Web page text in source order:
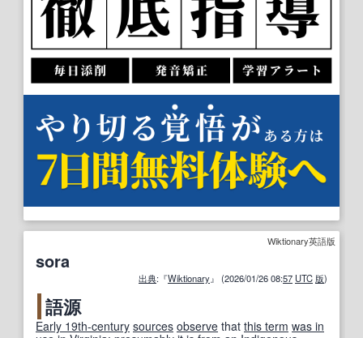
Wiktionary英語版
sora
出典:『Wiktionary』 (2026/01/26 08:57 UTC 版)
語源
Early 19th-century sources observe that this term was in